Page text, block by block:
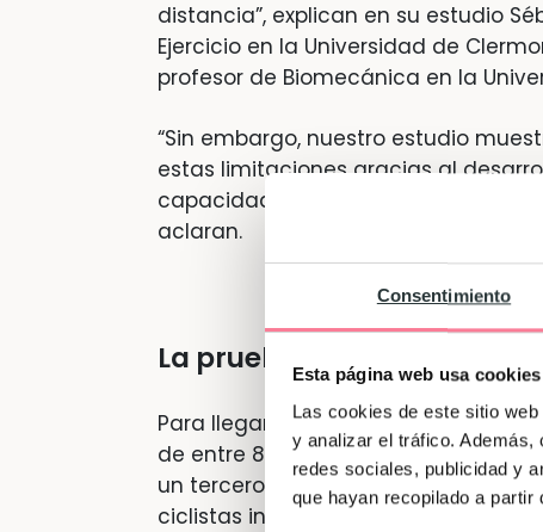
Consentimiento
Esta página web usa cookies
Las cookies de este sitio
y analizar el tráfico.
redes sociales, publicidad y
que hayan recopilado a
distancia”, explican en su estudio
Ejercicio en la Universidad de
profesor de Biomecánica en la
“Sin embargo, nuestro estudio
estas limitaciones gracias al
capacidad de recuperarse
aclaran.
La prueba de la bicicleta
Para llegar a estas conclusiones,
de entre 8 y 13 años; otro de
un tercero de atletas masculinos
ciclistas internacionales. No